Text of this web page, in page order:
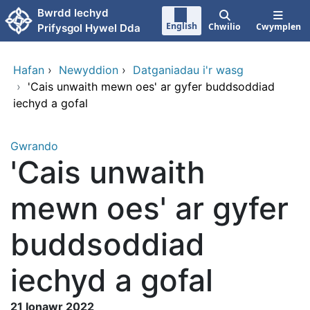
Neidio i'r prif gynnwy
Bwrdd Iechyd
Prifysgol Hywel Dda
English Chwilio Cwymplen
Hafan › Newyddion › Datganiadau i'r wasg
› 'Cais unwaith mewn oes' ar gyfer buddsoddiad
iechyd a gofal
Gwrando
'Cais unwaith
mewn oes' ar gyfer
buddsoddiad
iechyd a gofal
21 Ionawr 2022